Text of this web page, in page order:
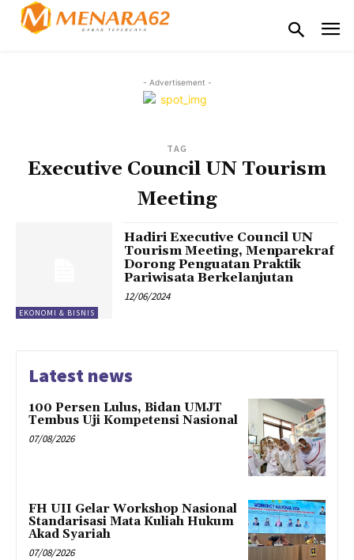
- Advertisement -
TAG
Executive Council UN Tourism
Meeting
EKONOMI & BISNIS
Hadiri Executive Council UN
Tourism Meeting, Menparekraf
Dorong Penguatan Praktik
Pariwisata Berkelanjutan
12/06/2024
Latest news
100 Persen Lulus, Bidan UMJT
Tembus Uji Kompetensi Nasional
07/08/2026
FH UII Gelar Workshop Nasional
Standarisasi Mata Kuliah Hukum
Akad Syariah
07/08/2026